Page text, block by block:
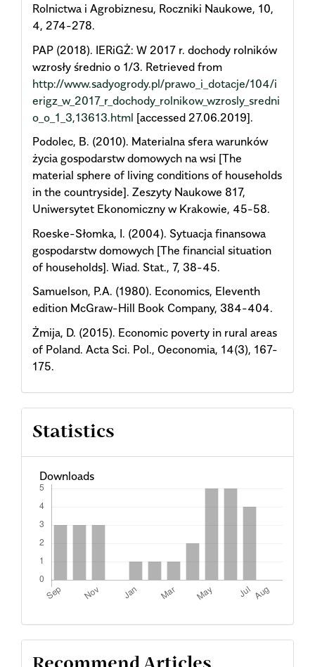
Rolnictwa i Agrobiznesu, Roczniki Naukowe, 10,
4, 274-278.
PAP (2018). IERiGŻ: W 2017 r. dochody rolników
wzrosły średnio o 1/3. Retrieved from
http://www.sadyogrody.pl/prawo_i_dotacje/104/i
erigz_w_2017_r_dochody_rolnikow_wzrosly_sredni
o_o_1_3,13613.html [accessed 27.06.2019].
Podolec, B. (2010). Materialna sfera warunków
życia gospodarstw domowych na wsi [The
material sphere of living conditions of households
in the countryside]. Zeszyty Naukowe 817,
Uniwersytet Ekonomiczny w Krakowie, 45-58.
Roeske-Słomka, I. (2004). Sytuacja finansowa
gospodarstw domowych [The financial situation
of households]. Wiad. Stat., 7, 38-45.
Samuelson, P.A. (1980). Economics, Eleventh
edition McGraw-Hill Book Company, 384-404.
Żmija, D. (2015). Economic poverty in rural areas
of Poland. Acta Sci. Pol., Oeconomia, 14(3), 167-
175.
Statistics
Downloads